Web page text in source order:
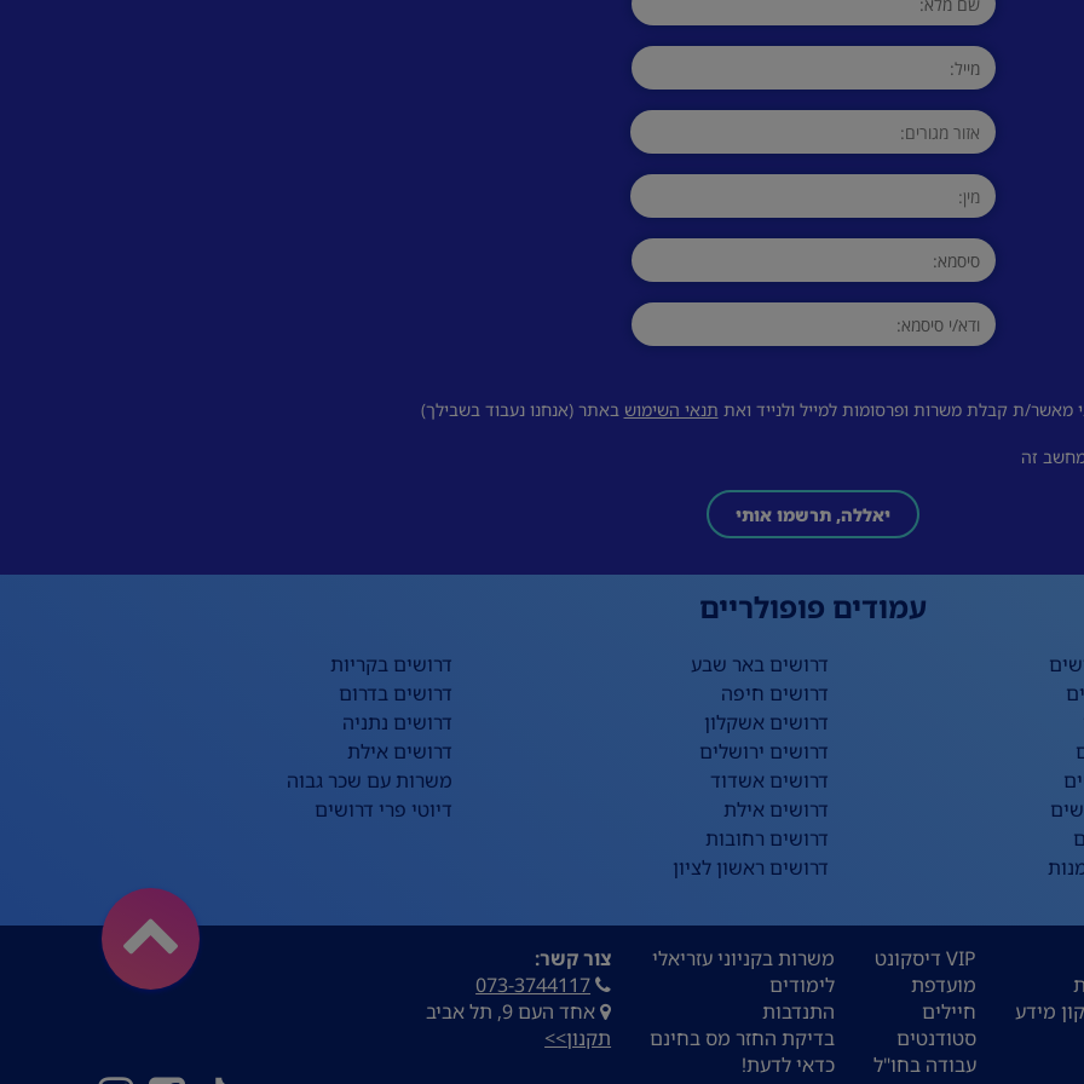
מאשר/ת קבלת משרות ופרסומות למייל ולנייד ואת תנאי השימוש באתר (אנחנו נעבוד בשבילך)
זה
יאללה, תרשמו אותי
עמודים פופולריים
דרושים באר שבע
דרושים חיפה
דרושים אשקלון
דרושים ירושלים
דרושים אשדוד
דרושים אילת
דרושים רחובות
דרושים ראשון לציון
דרושים בקריות
דרושים בדרום
דרושים נתניה
דרושים אילת
משרות עם שכר גבוה
דיוטי פרי דרושים
מידע
VIP דיסקונט
מועדפת
חיילים
סטודנטים
עבודה בחו"ל
משרות בקניוני עזריאלי
לימודים
התנדבות
בדיקת החזר מס בחינם
כדאי לדעת!
צור קשר:
073-3744117
אחד העם 9, תל אביב
תקנון>>